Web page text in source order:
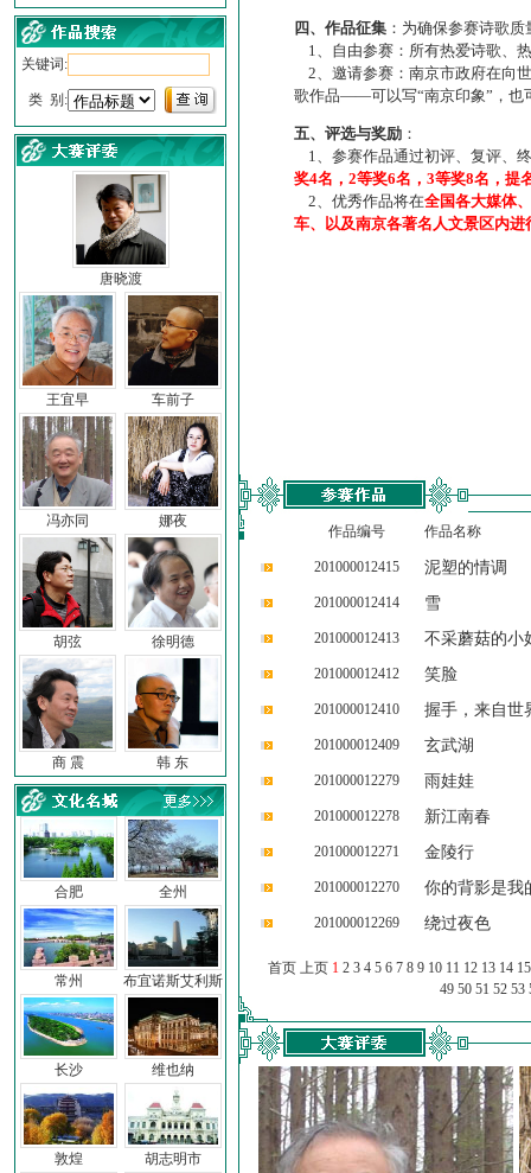
关键词:
类 别:
唐晓渡
王宜早 车前子
冯亦同 娜夜
胡弦 徐明德
商 震 韩 东
合肥
常州
长沙
敦煌
全州
布宜诺斯艾利斯
维也纳
胡志明市
四、作品征集 ：为确保参赛诗歌
1、自由参赛：所有热爱诗歌、
2、邀请参赛：南京市政府在向
歌作品——可以写“南京印象”，也
五、评选与奖励 ：
1、参赛作品通过初评、复评、
奖4名，2等奖6名，3等奖8名，提
2、优秀作品将在全国各大媒体
车、以及南京各著名人文景区内进
作品编号 作品名称
201000012415 泥塑的情调
201000012414 雪
201000012413 不采蘑菇的小
201000012412 笑脸
201000012410 握手，来自世
201000012409 玄武湖
201000012279 雨娃娃
201000012278 新江南春
201000012271 金陵行
201000012270 你的背影是我
201000012269 绕过夜色
首页 上页 1 2 3 4 5 6 7 8 9 10 11 12 13 14 15
49 50 51 52 53